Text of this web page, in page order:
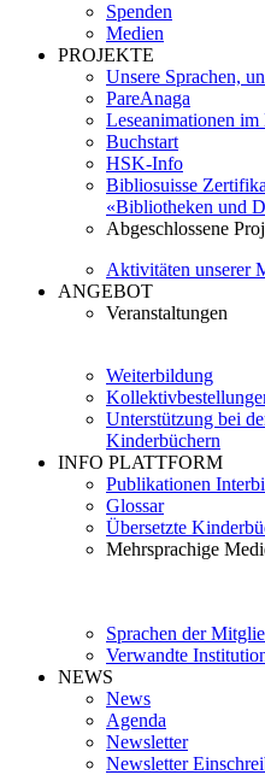
Spenden
Medien
PROJEKTE
Unsere Sprachen,
PareAnaga
Leseanimationen
Buchstart
HSK-Info
Bibliosuisse
«Bibliotheken und
Abgeschlossene
Aktivitäten unserer
ANGEBOT
Veranstaltungen
Weiterbildung
Unterstützung bei
Kinderbüchern
INFO PLATTFORM
Publikationen
Glossar
Übersetzte
Mehrsprachige
Sprachen der
Verwandte
NEWS
News
Agenda
Newsletter
Newsletter